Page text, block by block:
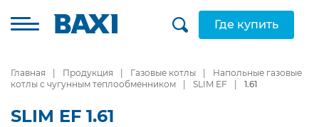
Где купить
Главная Продукция Газовые котлы
Напольные газовые
котлы с чугунным теплообменником
SLIM EF 1.61
SLIM EF 1.61